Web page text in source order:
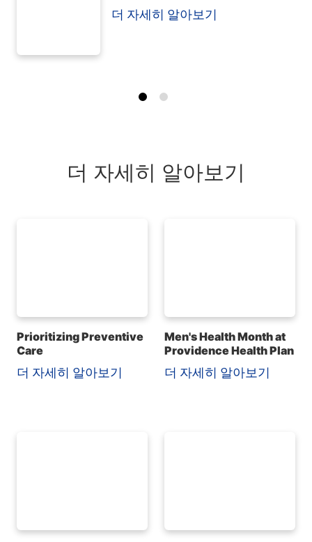
더 자세히 알아보기
더 자세히 알아보기
Prioritizing Preventive
Care
더 자세히 알아보기
Men's Health Month at
Providence Health Plan
더 자세히 알아보기